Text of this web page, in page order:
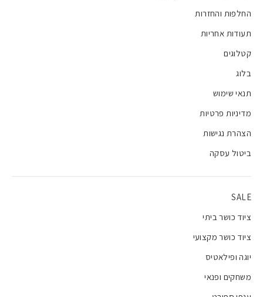
החלפות והחזרות
תעודות אחריות
קטלוגים
בלוג
תנאי שימוש
מדיניות פרטיות
הצהרת נגישות
ביטול עסקה
SALE
ציוד כושר ביתי
ציוד כושר מקצועי
יוגה ופילאטיס
משחקים ופנאי